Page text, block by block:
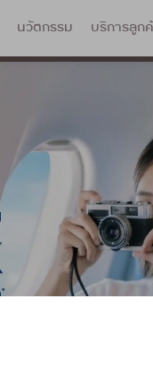
นวัตกรรม บริการลูก